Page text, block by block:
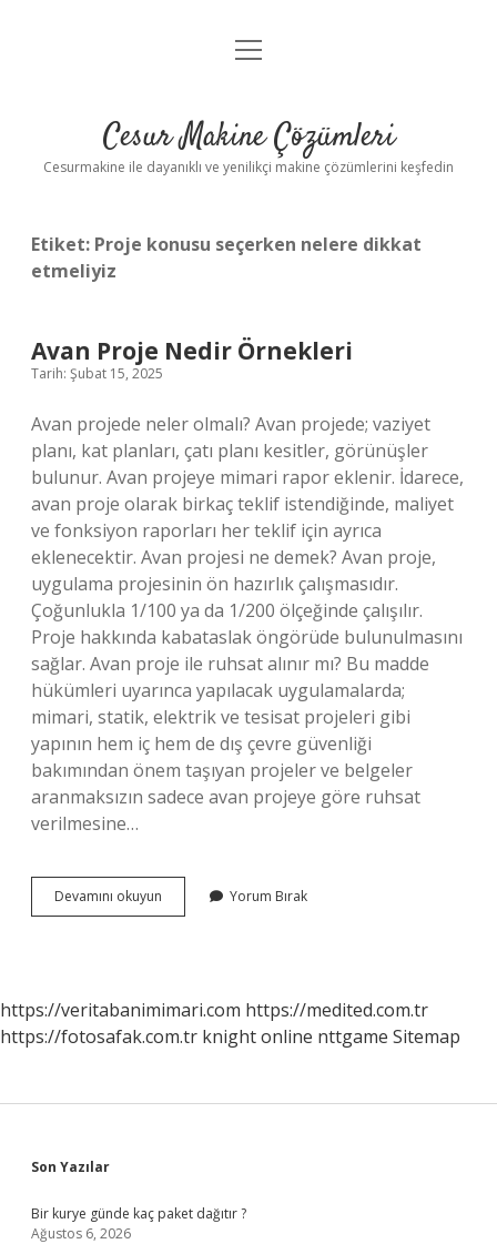
Anasayfa
Yasal Uyarı
menüyü
Cesur Makine Çözümleri
Cesurmakine ile dayanıklı ve yenilikçi makine çözümlerini keşfedin
Etiket: Proje konusu seçerken nelere dikkat
etmeliyiz
Avan Proje Nedir Örnekleri
Tarih: Şubat 15, 2025
Avan projede neler olmalı? Avan projede; vaziyet
planı, kat planları, çatı planı kesitler, görünüşler
bulunur. Avan projeye mimari rapor eklenir. İdarece,
avan proje olarak birkaç teklif istendiğinde, maliyet
ve fonksiyon raporları her teklif için ayrıca
eklenecektir. Avan projesi ne demek? Avan proje,
uygulama projesinin ön hazırlık çalışmasıdır.
Çoğunlukla 1/100 ya da 1/200 ölçeğinde çalışılır.
Proje hakkında kabataslak öngörüde bulunulmasını
sağlar. Avan proje ile ruhsat alınır mı? Bu madde
hükümleri uyarınca yapılacak uygulamalarda;
mimari, statik, elektrik ve tesisat projeleri gibi
yapının hem iç hem de dış çevre güvenliği
bakımından önem taşıyan projeler ve belgeler
aranmaksızın sadece avan projeye göre ruhsat
verilmesine…
Devamını okuyun
Proje
Yorum Bırak
https://veritabanimimari.com https://medited.com.tr
https://fotosafak.com.tr knight online nttgame Sitemap
Sidebar
Son Yazılar
Bir kurye günde kaç paket dağıtır ?
Ağustos 6, 2026